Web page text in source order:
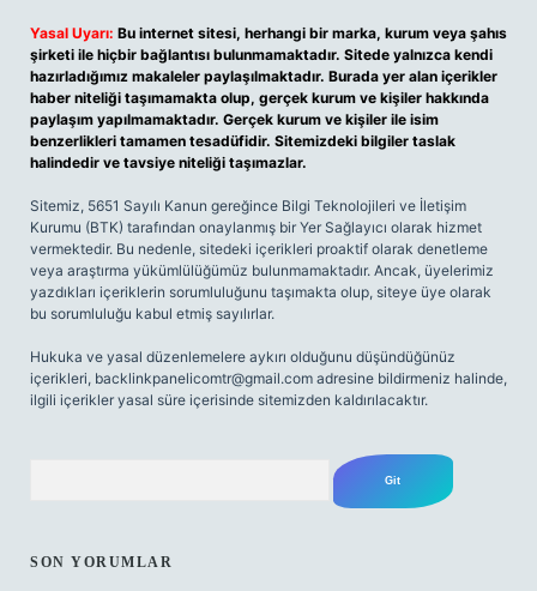
Yasal Uyarı: Bu internet sitesi, herhangi bir marka, kurum veya şahıs
şirketi ile hiçbir bağlantısı bulunmamaktadır. Sitede yalnızca kendi
hazırladığımız makaleler paylaşılmaktadır. Burada yer alan içerikler
haber niteliği taşımamakta olup, gerçek kurum ve kişiler hakkında
paylaşım yapılmamaktadır. Gerçek kurum ve kişiler ile isim
benzerlikleri tamamen tesadüfidir. Sitemizdeki bilgiler taslak
halindedir ve tavsiye niteliği taşımazlar.
Sitemiz, 5651 Sayılı Kanun gereğince Bilgi Teknolojileri ve İletişim
Kurumu (BTK) tarafından onaylanmış bir Yer Sağlayıcı olarak hizmet
vermektedir. Bu nedenle, sitedeki içerikleri proaktif olarak denetleme
veya araştırma yükümlülüğümüz bulunmamaktadır. Ancak, üyelerimiz
yazdıkları içeriklerin sorumluluğunu taşımakta olup, siteye üye olarak
bu sorumluluğu kabul etmiş sayılırlar.
Hukuka ve yasal düzenlemelere aykırı olduğunu düşündüğünüz
içerikleri, backlinkpanelicomtr@gmail.com adresine bildirmeniz halinde,
ilgili içerikler yasal süre içerisinde sitemizden kaldırılacaktır.
SON YORUMLAR